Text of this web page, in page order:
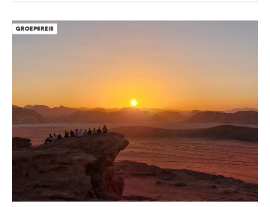
GROEPSREIS